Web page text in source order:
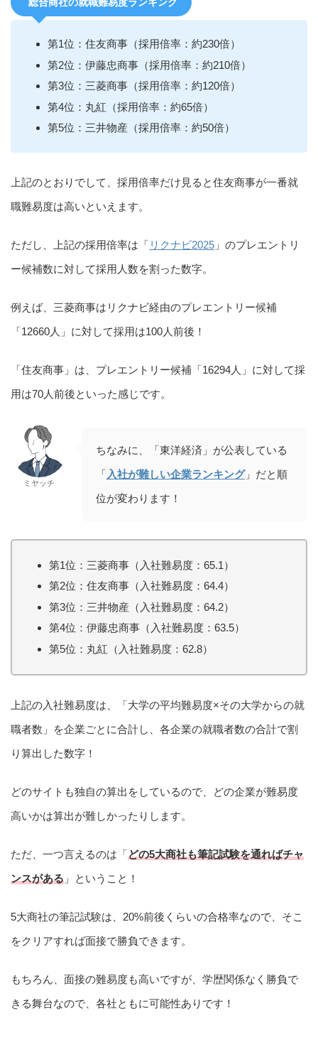
第1位：住友商事（採用倍率：約230倍）
第2位：伊藤忠商事（採用倍率：約210倍）
第3位：三菱商事（採用倍率：約120倍）
第4位：丸紅（採用倍率：約65倍）
第5位：三井物産（採用倍率：約50倍）
上記のとおりでして、採用倍率だけ見ると住友商事が一番就
職難易度は高いといえます。
ただし、上記の採用倍率は「 リクナビ2025 」のプレエントリ
ー候補数に対して採用人数を割った数字。
例えば、三菱商事はリクナビ経由のプレエントリー候補
「12660人」に対して採用は100人前後！
「住友商事」は、プレエントリー候補「16294人」に対して採
用は70人前後といった感じです。
ミヤッチ
ちなみに、「東洋経済」が公表している
「 入社が難しい企業ランキング」だと順
位が変わります！
第1位：三菱商事（入社難易度：65.1）
第2位：住友商事（入社難易度：64.4）
第3位：三井物産（入社難易度：64.2）
第4位：伊藤忠商事（入社難易度：63.5）
第5位：丸紅（入社難易度：62.8）
上記の入社難易度は、「大学の平均難易度×その大学からの就
職者数」を企業ごとに合計し、各企業の就職者数の合計で割
り算出した数字！
どのサイトも独自の算出をしているので、どの企業が難易度
高いかは算出が難しかったりします。
ただ、一つ言えるのは「どの5大商社も筆記試験を通ればチャ
ンスがある 」ということ！
5大商社の筆記試験は、20%前後くらいの合格率なので、そこ
をクリアすれば面接で勝負できます。
もちろん、面接の難易度も高いですが、学歴関係なく勝負で
きる舞台なので、各社ともに可能性ありです！